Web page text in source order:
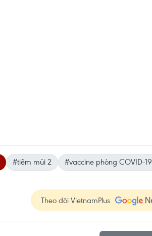
#tiêm mũi 2 #vaccine phòng COVID-19
Theo dõi VietnamPlus